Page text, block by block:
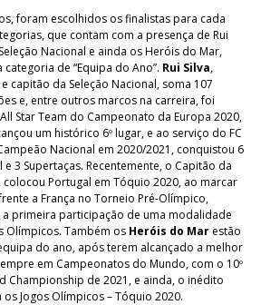
foram escolhidos os finalistas para cada
que contam com a presença de Rui
Nacional e ainda os Heróis do Mar,
de “Equipa do Ano”. Rui Silva,
capitão da Seleção Nacional, soma 107
e, entre outros marcos na carreira, foi
Star Team do Campeonato da Europa 2020,
um histórico 6º lugar, e ao serviço do FC
Nacional em 2020/2021, conquistou 6
e 3 Supertaças. Recentemente, o Capitão da
colocou Portugal em Tóquio 2020, ao marcar
a França no Torneio Pré-Olímpico,
a primeira participação de uma modalidade
Olímpicos. Também os Heróis do Mar estão
do ano, após terem alcançado a melhor
em Campeonatos do Mundo, com o 10º
Championship de 2021, e ainda, o inédito
Jogos Olímpicos – Tóquio 2020.